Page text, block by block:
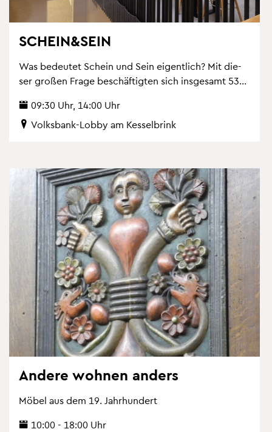
SCHEIN&SEIN
Was be­deu­tet Schein und Sein ei­gent­lich? Mit die­
ser gro­ßen Frage be­schäf­tig­ten sich ins­ge­samt 53...
09:30 Uhr, 14:00 Uhr
Volks­bank-Lobby am Kes­sel­brink
An­de­re woh­nen an­ders
Möbel aus dem 19. Jahr­hun­dert
10:00 - 18:00 Uhr